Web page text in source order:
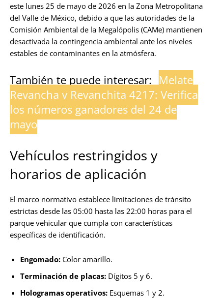
este lunes 25 de mayo de 2026 en la Zona Metropolitana
del Valle de México, debido a que las autoridades de la
Comisión Ambiental de la Megalópolis (CAMe) mantienen
desactivada la contingencia ambiental ante los niveles
estables de contaminantes en la atmósfera.
También te puede interesar: Melate
Revancha y Revanchita 4217: Verifica
los números ganadores del 24 de
mayo
Vehículos restringidos y
horarios de aplicación
El marco normativo establece limitaciones de tránsito
estrictas desde las 05:00 hasta las 22:00 horas para el
parque vehicular que cumpla con características
específicas de identificación.
Engomado: Color amarillo.
Terminación de placas: Dígitos 5 y 6.
Hologramas operativos: Esquemas 1 y 2.